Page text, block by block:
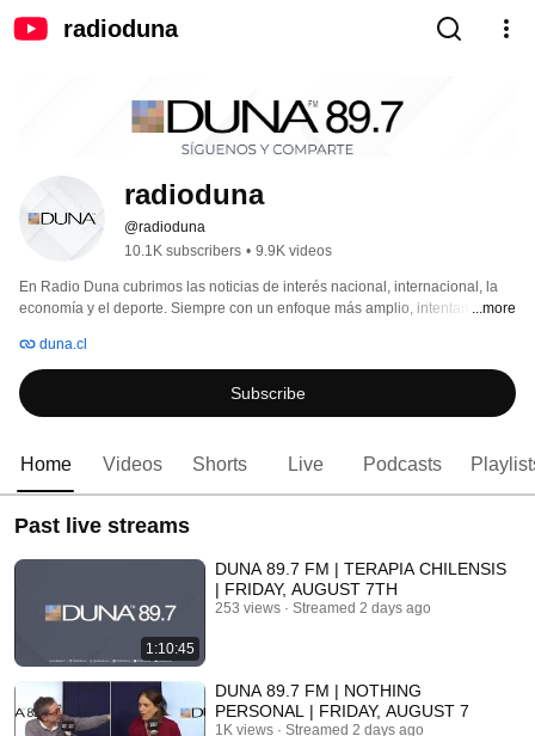
radioduna
radioduna
@radioduna
10.1K subscribers • 9.9K videos
En Radio Duna cubrimos las noticias de interés nacional, internacional, la
economía y el deporte. Siempre con un enfoque más amplio, intentando
momento.
...more
duna.cl
Subscribe
Home Videos Shorts Live Podcasts
Past live streams
1:10:45
DUNA 89.7 FM | TERAPIA CHILENSIS
| FRIDAY, AUGUST 7TH
253 views Streamed 2 days ago
DUNA 89.7 FM | NOTHING
PERSONAL | FRIDAY, AUGUST 7
1K views Streamed 2 days ago